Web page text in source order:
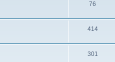
76
414
301